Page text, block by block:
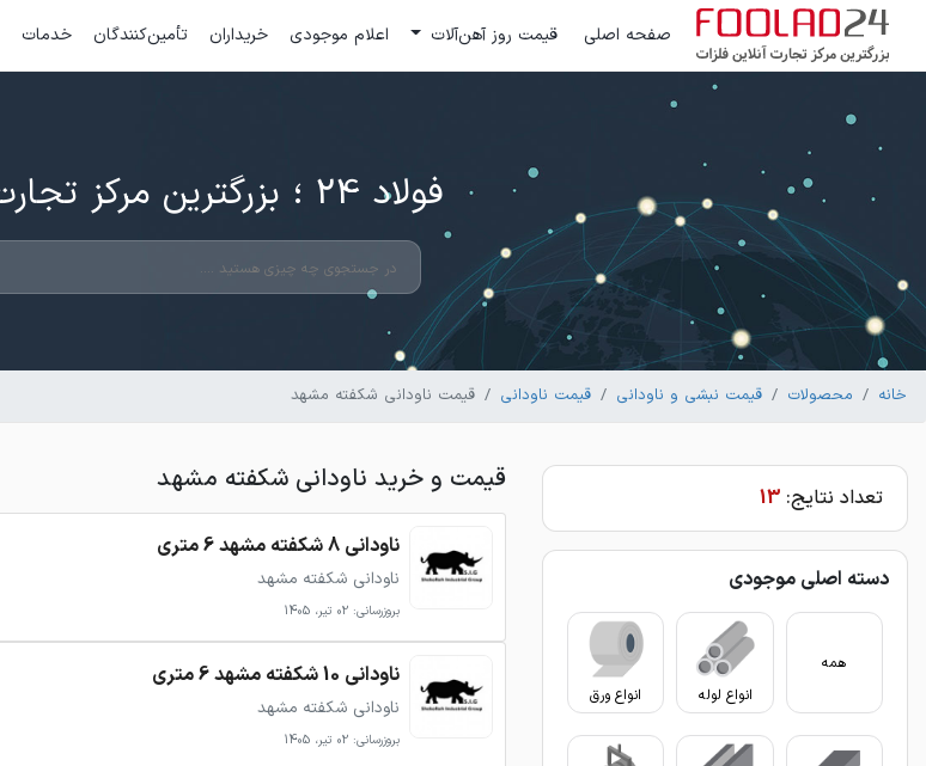
صفحه اصلی قیمت روز آهن‌آلات اعلام موجودی خریداران تأمین‌کنندگان خدمات
فولاد 24 ؛ بزرگترین مرکز تجارت آنلاین فلزات
خانه محصولات قیمت نبشی و ناودانی قیمت ناودانی قیمت ناودانی شکفته مشهد
تعداد نتایج: 13
دسته اصلی موجودی
همه
انواع لوله
انواع ورق
قیمت و خرید ناودانی شکفته مشهد
ناودانی 8 شکفته مشهد 6 متری
ناودانی شکفته مشهد
بروزرسانی: 02 تیر، 1405
ناودانی 10 شکفته مشهد 6 متری
ناودانی شکفته مشهد
بروزرسانی: 02 تیر، 1405